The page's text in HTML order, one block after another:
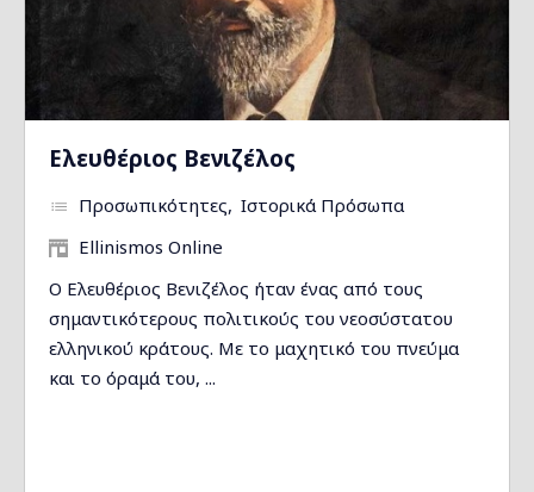
Ελευθέριος Βενιζέλος
Προσωπικότητες Ιστορικά Πρόσωπα
Ellinismos Online
Ο Ελευθέριος Βενιζέλος ήταν ένας από τους
σημαντικότερους πολιτικούς του νεοσύστατου
ελληνικού κράτους. Με το μαχητικό του πνεύμα
και το όραμά του, ...